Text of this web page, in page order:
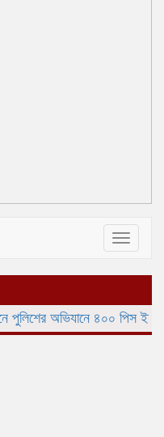
Toggle
অভিযানে ৪০০ পিস